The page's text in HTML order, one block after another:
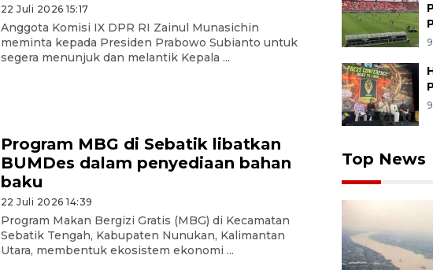
22 Juli 2026 15:17
Anggota Komisi IX DPR RI Zainul Munasichin
meminta kepada Presiden Prabowo Subianto untuk
segera menunjuk dan melantik Kepala ...
Program MBG di Sebatik libatkan
BUMDes dalam penyediaan bahan
baku
22 Juli 2026 14:39
Program Makan Bergizi Gratis (MBG) di Kecamatan
Sebatik Tengah, Kabupaten Nunukan, Kalimantan
Utara, membentuk ekosistem ekonomi ...
Top News